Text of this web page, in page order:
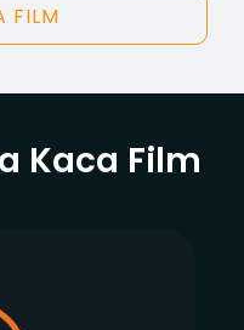
FILM
Kaca Film